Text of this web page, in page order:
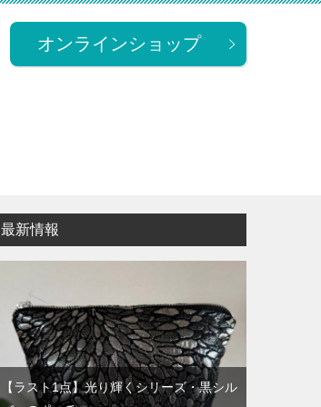
オンラインショップ
最新情報
【ラスト1点】光り輝くシリーズ・黒シル